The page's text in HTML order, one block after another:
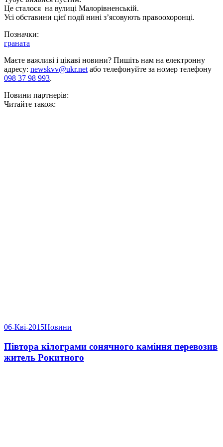
Це сталося на вулиці Малорівненській.
Усі обставини цієї події нині з’ясовують правоохоронці.
Позначки:
граната
Маєте важливі і цікаві новини? Пишіть нам на електронну
адресу: newskvv@ukr.netабо телефонуйте за номер телефону
098 37 98 993.
Новини партнерів:
Читайте також:
06-Кві-2015Новини
Півтора кілограми сонячного каміння перевозив
житель Рокитного